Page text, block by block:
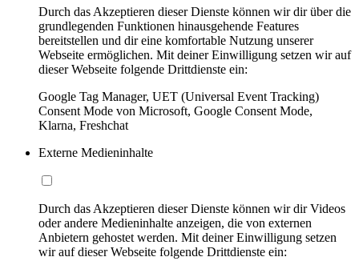
Durch das Akzeptieren dieser Dienste können wir dir über die
grundlegenden Funktionen hinausgehende Features
bereitstellen und dir eine komfortable Nutzung unserer
Webseite ermöglichen. Mit deiner Einwilligung setzen wir auf
dieser Webseite folgende Drittdienste ein:
Google Tag Manager, UET (Universal Event Tracking)
Consent Mode von Microsoft, Google Consent Mode,
Klarna, Freshchat
Externe Medieninhalte
Durch das Akzeptieren dieser Dienste können wir dir Videos
oder andere Medieninhalte anzeigen, die von externen
Anbietern gehostet werden. Mit deiner Einwilligung setzen
wir auf dieser Webseite folgende Drittdienste ein: